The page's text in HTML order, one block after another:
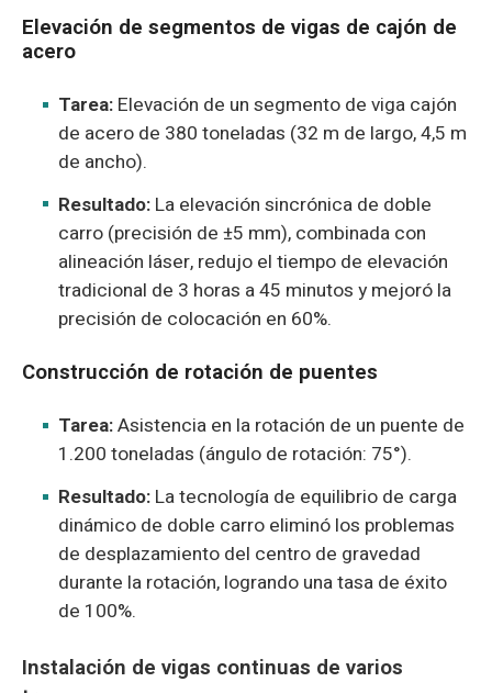
Elevación de segmentos de vigas de cajón de
acero
Tarea: Elevación de un segmento de viga cajón
de acero de 380 toneladas (32 m de largo, 4,5 m
de ancho).
Resultado: La elevación sincrónica de doble
carro (precisión de ±5 mm), combinada con
alineación láser, redujo el tiempo de elevación
tradicional de 3 horas a 45 minutos y mejoró la
precisión de colocación en 60%.
Construcción de rotación de puentes
Tarea:Asistencia en la rotación de un puente de
1.200 toneladas (ángulo de rotación: 75°).
Resultado: La tecnología de equilibrio de carga
dinámico de doble carro eliminó los problemas
de desplazamiento del centro de gravedad
durante la rotación, logrando una tasa de éxito
de 100%.
Instalación de vigas continuas de varios